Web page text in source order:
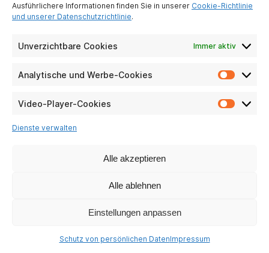
Ausführlichere Informationen finden Sie in unserer Cookie-Richtlinie
und unserer Datenschutzrichtlinie.
Unverzichtbare Cookies Immer aktiv
Analytische und Werbe-Cookies
Werbe-
Video-Player-Cookies
Video-
Dienste verwalten
Alle akzeptieren
Alle ablehnen
Einstellungen anpassen
Schutz von persönlichen DatenImpressum
Particuliers
Entreprises
Fragen